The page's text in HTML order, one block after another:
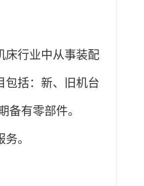
床行业中从事装配
包括：新、 旧机台
备有零部件。
。